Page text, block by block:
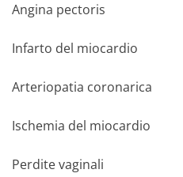
Angina pectoris
Infarto del miocardio
Arteriopatia coronarica
Ischemia del miocardio
Perdite vaginali